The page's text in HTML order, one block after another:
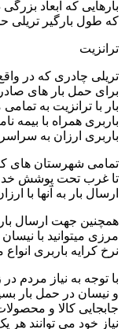
بارهایی که ابعاد
که طول بارگیر تریلی حدودا 12.5
ترانزیت
تریلی چادری که در
برای حمل بار های
بار با ترانزیت به
باربری همراه با بیمه
باربری ارزان به
تمامی شهرستان های
تا غرب تحت پوشش
ارسال بار به آنها با
همچنین جهت ارسال بار
مرزی میتوانید با نیسان
نرخ کرایه باربری
با توجه به نیاز مردم
و نیسان در حمل بار
جابجایی کالا و
نیاز خود می توانند هر